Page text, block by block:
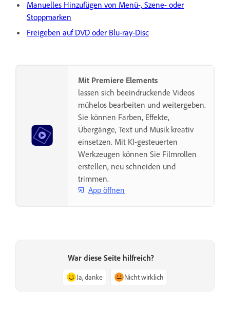
Manuelles Hinzufügen von Menü-, Szene- oder
Stoppmarken
Freigeben auf DVD oder Blu-ray-Disc
Mit Premiere Elements
lassen sich beeindruckende Videos
mühelos bearbeiten und weitergeben.
Sie können Farben, Effekte,
Übergänge, Text und Musik kreativ
einsetzen. Mit KI-gesteuerten
Werkzeugen können Sie Filmrollen
erstellen, neu schneiden und
trimmen.
App öffnen
War diese Seite hilfreich?
Ja, danke Nicht wirklich